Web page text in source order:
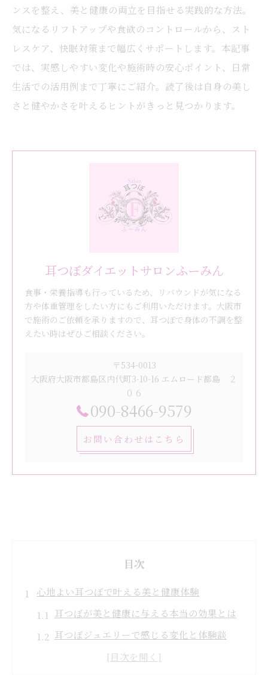
ンスを整え、美と健康の両立を目指せる実践的な方法。
気になるリフトアップや食欲のコントロールから、スト
レスケア、快眠対策まで幅広くサポートします。本記事
では、実感しやすい変化や施術時の安心ポイント、日常
生活での活用例まで丁寧にご紹介。読了後は自身の美し
さと健やかさを叶えるヒントがきっと見つかります。
耳つぼダイエットサロンふーみん
食事・栄養指導も行っているため、リバウンドが気になる
方や体重管理をしたい方にもご利用いただけます。大阪市
で施術のご依頼を承りますので、耳つぼで身体の不調を整
えたい時はぜひご相談ください。
〒534-0013
大阪府大阪市都島区内代町3-10-16 エムロード都島 ２
０６
090-8466-9579
お問い合わせはこちら
目次
心地よい耳つぼで叶える美と健康体験
耳つぼが美と健康に与える本当の効果とは
耳つぼジュエリーで感じる変化と体験談
耳つぼセラピーが日常の疲れに効く理由